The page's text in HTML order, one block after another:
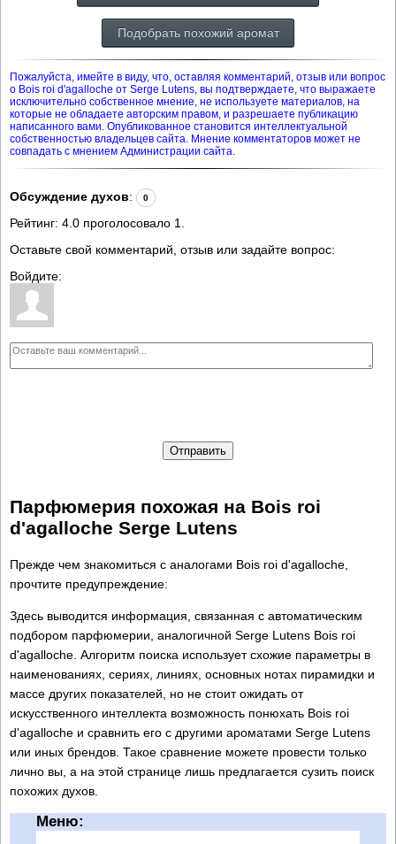
Подобрать похожий аромат
Пожалуйста, имейте в виду, что, оставляя комментарий, отзыв или вопрос
о Bois roi d'agalloche от Serge Lutens, вы подтверждаете, что выражаете
исключительно собственное мнение, не используете материалов, на
которые не обладаете авторским правом, и разрешаете публикацию
написанного вами. Опубликованное становится интеллектуальной
собственностью владельцев сайта. Мнение комментаторов может не
совпадать с мнением Администрации сайта.
Обсуждение духов: 0
Рейтинг: 4.0 проголосовало 1
Оставьте свой комментарий, отзыв или задайте вопрос:
Войдите:
Отправить
Парфюмерия похожая на Bois roi
d'agalloche Serge Lutens
Прежде чем знакомиться с аналогами Bois roi d'agalloche,
прочтите предупреждение:
Здесь выводится информация, связанная с автоматическим
подбором парфюмерии, аналогичной Serge Lutens Bois roi
d'agalloche. Алгоритм поиска использует схожие параметры в
наименованиях, сериях, линиях, основных нотах пирамидки и
массе других показателей, но не стоит ожидать от
искусственного интеллекта возможность понюхать Bois roi
d'agalloche и сравнить его с другими ароматами Serge Lutens
или иных брендов. Такое сравнение можете провести только
лично вы, а на этой странице лишь предлагается сузить поиск
похожих духов.
Меню: